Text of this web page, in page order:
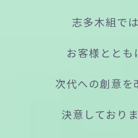
志多木組では
お客様ととも
次代への創意を
決意しておりま